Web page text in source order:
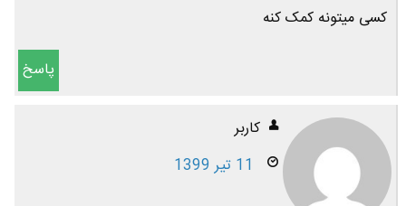
کسی میتونه کمک کنه
پاسخ
کاربر
11 تیر 1399